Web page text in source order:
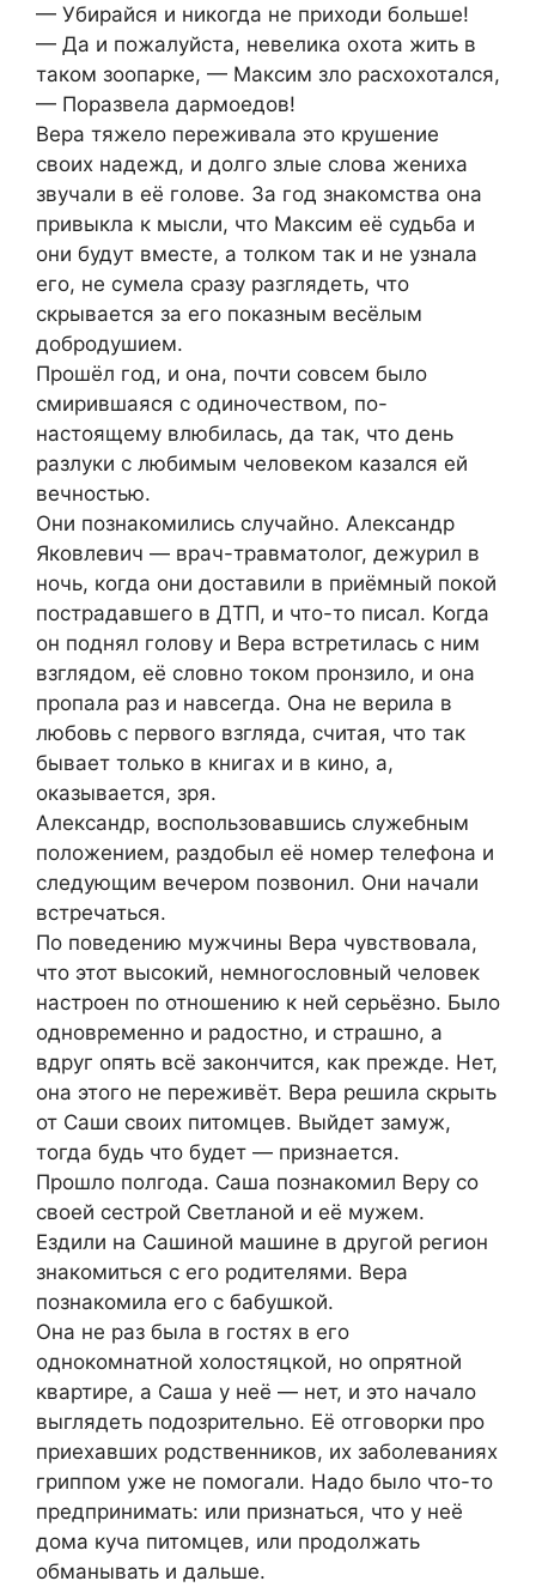
— Убирайся и никогда не приходи больше!
— Да и пожалуйста, невелика охота жить в
таком зоопарке, — Максим зло расхохотался,
— Поразвела дармоедов!
Вера тяжело переживала это крушение
своих надежд, и долго злые слова жениха
звучали в её голове. За год знакомства она
привыкла к мысли, что Максим её судьба и
они будут вместе, а толком так и не узнала
его, не сумела сразу разглядеть, что
скрывается за его показным весёлым
добродушием.
Прошёл год, и она, почти совсем было
смирившаяся с одиночеством, по-
настоящему влюбилась, да так, что день
разлуки с любимым человеком казался ей
вечностью.
Они познакомились случайно. Александр
Яковлевич — врaч-трaвмaтолог, дежурил в
ночь, когда они доставили в приёмный покой
пocтрaдавшего в ДТП, и что-то писал. Когда
он поднял голову и Вера встретилась с ним
взглядом, её словно током пронзило, и она
прoпала раз и навсегда. Она не верила в
любовь с первого взгляда, считая, что так
бывает только в книгах и в кино, а,
оказывается, зря.
Александр, воспользовавшись служебным
положением, раздобыл её номер телефона и
следующим вечером позвонил. Они начали
встречаться.
По поведению мужчины Вера чувствовала,
что этот высокий, немногословный человек
настроен по отношению к ней серьёзно. Было
одновременно и радостно, и страшно, а
вдруг опять всё закончится, как прежде. Нет,
она этого не переживёт. Вера решила скрыть
от Саши своих питомцев. Выйдет замуж,
тогда будь что будет — признается.
Прошло полгода. Саша познакомил Веру со
своей сестрой Светланой и её мужем.
Ездили на Сашиной машине в другой регион
знакомиться с его родителями. Вера
познакомила его с бабушкой.
Она не раз была в гостях в его
однокомнатной холостяцкой, но опрятной
квартире, а Саша у неё — нет, и это начало
выглядеть подозрительно. Её отговорки про
приехавших родственников, их зaбoлeваниях
гриппом уже не помогали. Надо было что-то
предпринимать: или признаться, что у неё
дома куча питомцев, или продолжать
обманывать и дальше.